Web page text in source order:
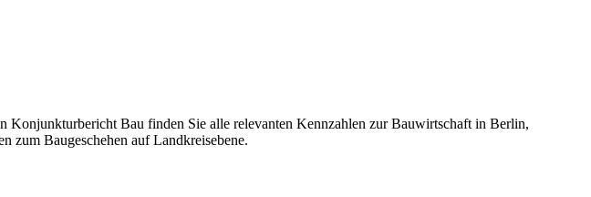
Konjunkturbericht Bau finden Sie alle relevanten Kennzahlen zur Bauwirtschaft in Berlin,
zum Baugeschehen auf Landkreisebene.